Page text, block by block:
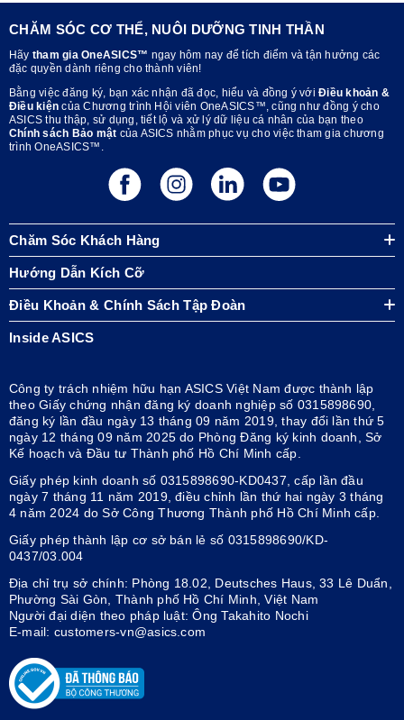
CHĂM SÓC CƠ THỂ, NUÔI DƯỠNG TINH THẦN
Hãy tham gia OneASICS™ ngay hôm nay để tích điểm và tận hưởng các
đặc quyền dành riêng cho thành viên!
Bằng việc đăng ký, bạn xác nhận đã đọc, hiểu và đồng ý với Điều khoản &
Điều kiện của Chương trình Hội viên OneASICS™, cũng như đồng ý cho
ASICS thu thập, sử dụng, tiết lộ và xử lý dữ liệu cá nhân của bạn theo
Chính sách Bảo mật của ASICS nhằm phục vụ cho việc tham gia chương
trình OneASICS™.
Chăm Sóc Khách Hàng
Hướng Dẫn Kích Cỡ
Điều Khoản & Chính Sách Tập Đoàn
Inside ASICS
Công ty trách nhiệm hữu hạn ASICS Việt Nam được thành lập
theo Giấy chứng nhận đăng ký doanh nghiệp số 0315898690,
đăng ký lần đầu ngày 13 tháng 09 năm 2019, thay đổi lần thứ 5
ngày 12 tháng 09 năm 2025 do Phòng Đăng ký kinh doanh, Sở
Kế hoạch và Đầu tư Thành phố Hồ Chí Minh cấp.
Giấy phép kinh doanh số 0315898690-KD0437, cấp lần đầu
ngày 7 tháng 11 năm 2019, điều chỉnh lần thứ hai ngày 3 tháng
4 năm 2024 do Sở Công Thương Thành phố Hồ Chí Minh cấp.
Giấy phép thành lập cơ sở bán lẻ số 0315898690/KD-
0437/03.004
Địa chỉ trụ sở chính: Phòng 18.02, Deutsches Haus, 33 Lê Duẩn,
Phường Sài Gòn, Thành phố Hồ Chí Minh, Việt Nam
Người đại diện theo pháp luật: Ông Takahito Nochi
E-mail: customers-vn@asics.com